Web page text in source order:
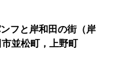
フと岸和田の街（岸
並松町，上野町